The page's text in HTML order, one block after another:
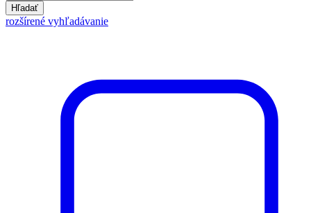
Hľadať
rozšírené vyhľadávanie